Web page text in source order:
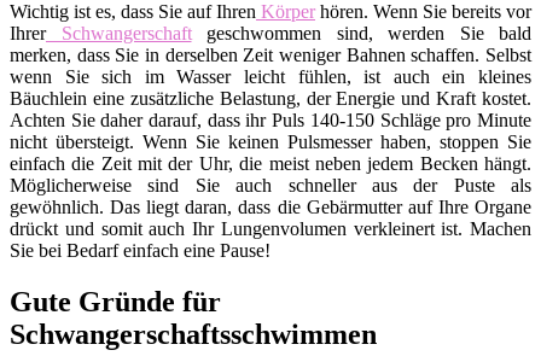
Wichtig ist es, dass Sie auf Ihren Körperhören. Wenn Sie bereits vor
IhrerSchwangerschaftgeschwommen sind, werden Sie bald
merken, dass Sie in derselben Zeit weniger Bahnen schaffen. Selbst
wenn Sie sich im Wasser leicht fühlen, ist auch ein kleines
Bäuchlein eine zusätzliche Belastung, der Energie und Kraft kostet.
Achten Sie daher darauf, dass ihr Puls 140-150 Schläge pro Minute
nicht übersteigt. Wenn Sie keinen Pulsmesser haben, stoppen Sie
einfach die Zeit mit der Uhr, die meist neben jedem Becken hängt.
Möglicherweise sind Sie auch schneller aus der Puste als
gewöhnlich. Das liegt daran, dass die Gebärmutter auf Ihre Organe
drückt und somit auch Ihr Lungenvolumen verkleinert ist. Machen
Sie bei Bedarf einfach eine Pause!
Gute Gründe für
Schwangerschaftsschwimmen